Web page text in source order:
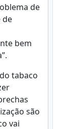
de
de
bem
tabaco
são
vai